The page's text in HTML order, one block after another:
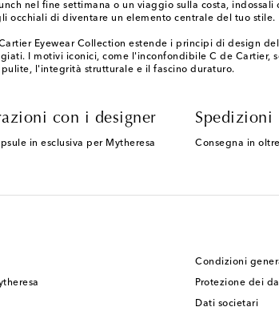
nel fine settimana o un viaggio sulla costa,
occhiali di diventare un elemento centrale del tuo stile.
Eyewear Collection estende i principi di design
I motivi iconici, come l'inconfondibile C de Cartier,
l'integrità strutturale e il fascino duraturo.
con i designer
in esclusiva per Mytheresa
Spedizioni
Consegna in
Condizioni
Protezione dei
Dati societari